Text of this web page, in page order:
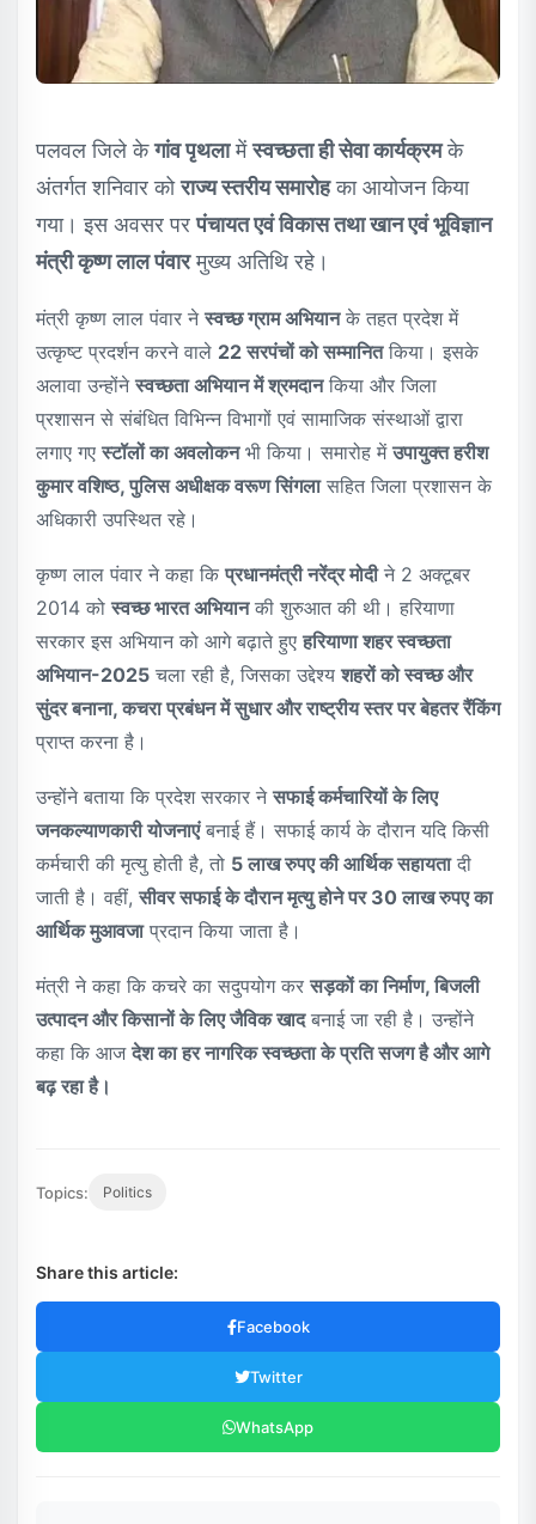
पलवल जिले केगांव पृथलामेंस्वच्छता ही सेवा कार्यक्रमके
अंतर्गत शनिवार कोराज्य स्तरीय समारोहका आयोजन किया
गया। इस अवसर परपंचायत एवं विकास तथा खान एवं भूविज्ञान
मंत्री कृष्ण लाल पंवारमुख्य अतिथि रहे।
मंत्री कृष्ण लाल पंवार नेस्वच्छ ग्राम अभियानके तहत प्रदेश में
उत्कृष्ट प्रदर्शन करने वाले 22 सरपंचों को सम्मानितकिया। इसके
अलावा उन्होंनेस्वच्छता अभियान में श्रमदानकिया और जिला
प्रशासन से संबंधित विभिन्न विभागों एवं सामाजिक संस्थाओं द्वारा
लगाए गएस्टॉलों का अवलोकनभी किया। समारोह मेंउपायुक्त हरीश
कुमार वशिष्ठ, पुलिस अधीक्षक वरूण सिंगलासहित जिला प्रशासन के
अधिकारी उपस्थित रहे।
कृष्ण लाल पंवार ने कहा किप्रधानमंत्री नरेंद्र मोदीने 2 अक्टूबर
2014 कोस्वच्छ भारत अभियानकी शुरुआत की थी। हरियाणा
सरकार इस अभियान को आगे बढ़ाते हुएहरियाणा शहर स्वच्छता
अभियान-2025 चला रही है, जिसका उद्देश्यशहरों को स्वच्छ और
सुंदर बनाना, कचरा प्रबंधन में सुधार और राष्ट्रीय स्तर पर बेहतर रैंकिंग
प्राप्त करना है।
उन्होंने बताया कि प्रदेश सरकार नेसफाई कर्मचारियों के लिए
जनकल्याणकारी योजनाएंबनाई हैं। सफाई कार्य के दौरान यदि किसी
कर्मचारी की मृत्यु होती है, तो 5 लाख रुपए की आर्थिक सहायतादी
जाती है। वहीं,सीवर सफाई के दौरान मृत्यु होने पर 30 लाख रुपए का
आर्थिक मुआवजाप्रदान किया जाता है।
मंत्री ने कहा कि कचरे का सदुपयोग करसड़कों का निर्माण, बिजली
उत्पादन और किसानों के लिए जैविक खादबनाई जा रही है। उन्होंने
कहा कि आजदेश का हर नागरिक स्वच्छता के प्रति सजग है और आगे
बढ़ रहा है।
Topics: Politics
Share this article:
Facebook
Twitter
WhatsApp